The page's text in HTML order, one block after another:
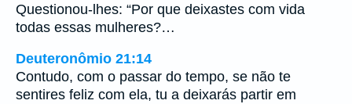
Questionou-lhes: “Por que deixastes com vida
todas essas mulheres?…
Deuteronômio 21:14
Contudo, com o passar do tempo, se não te
sentires feliz com ela, tu a deixarás partir em